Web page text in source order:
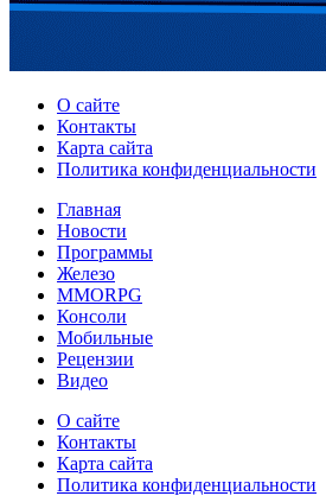
О сайте
Контакты
Карта сайта
Политика конфиденциальности
Главная
Новости
Программы
Железо
MMORPG
Консоли
Мобильные
Рецензии
Видео
О сайте
Контакты
Карта сайта
Политика конфиденциальности